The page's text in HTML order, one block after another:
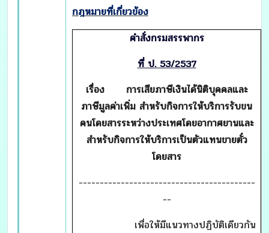
กฎหมายที่เกี่ยวข้อง
คำสั่งกรมสรรพากร
ที่ ป. 53/2537
เรื่องการเสียภาษีเงินได้นิติบุคคลและ
ภาษีมูลค่าเพิ่ม สำหรับกิจการให้บริการรับขน
คนโดยสารระหว่างประเทศโดยอากาศยานและ
สำหรับกิจการให้บริการเป็นตัวแทนขายตั๋ว
โดยสาร
------------------------------------------
--
เพื่อให้มีแนวทางปฏิบัติเดียวกัน